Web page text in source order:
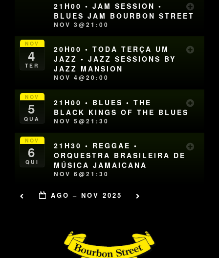
21H00 • JAM SESSION •
BLUES JAM BOURBON STREET
NOV 3@21:00
NOV
4
TER
20H00 • TODA TERÇA UM
JAZZ • JAZZ SESSIONS BY
JAZZ MANSION
NOV 4@20:00
NOV
5
QUA
21H00 • BLUES • THE
BLACK KINGS OF THE BLUES
NOV 5@21:30
NOV
6
QUI
21H30 • REGGAE •
ORQUESTRA BRASILEIRA DE
MÚSICA JAMAICANA
NOV 6@21:30
AGO – NOV 2025